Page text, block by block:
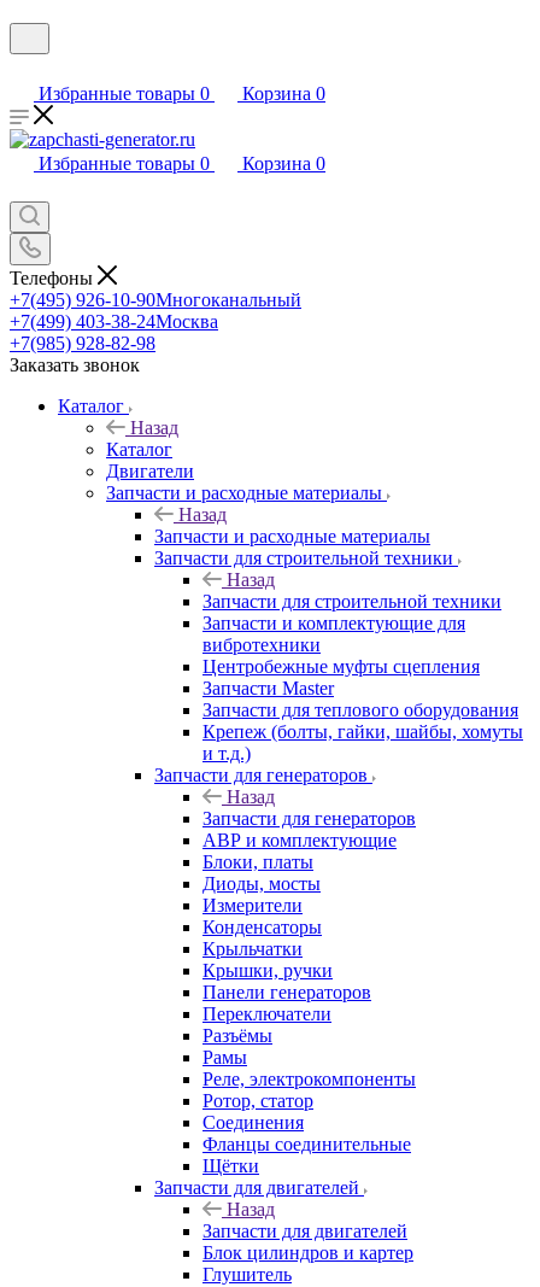
Избранные товары 0 Корзина 0
Избранные товары 0 Корзина 0
Телефоны
+7(495) 926-10-90Многоканальный
+7(499) 403-38-24Москва
+7(985) 928-82-98
Заказать звонок
Каталог
Назад
Каталог
Двигатели
Запчасти и расходные материалы
Назад
Запчасти и расходные материалы
Запчасти для строительной техники
Назад
Запчасти для строительной техники
Запчасти и комплектующие для
вибротехники
Центробежные муфты сцепления
Запчасти Master
Запчасти для теплового оборудования
Крепеж (болты, гайки, шайбы, хомуты
и т.д.)
Запчасти для генераторов
Назад
Запчасти для генераторов
АВР и комплектующие
Блоки, платы
Диоды, мосты
Измерители
Конденсаторы
Крыльчатки
Крышки, ручки
Панели генераторов
Переключатели
Разъёмы
Рамы
Реле, электрокомпоненты
Ротор, статор
Соединения
Фланцы соединительные
Щётки
Запчасти для двигателей
Назад
Запчасти для двигателей
Блок цилиндров и картер
Глушитель